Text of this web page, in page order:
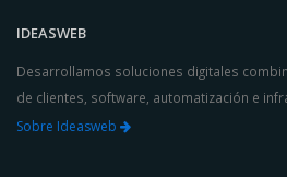
IDEASWEB
Desarrollamos soluciones digitales
de clientes, software, automatización e
Sobre Ideasweb